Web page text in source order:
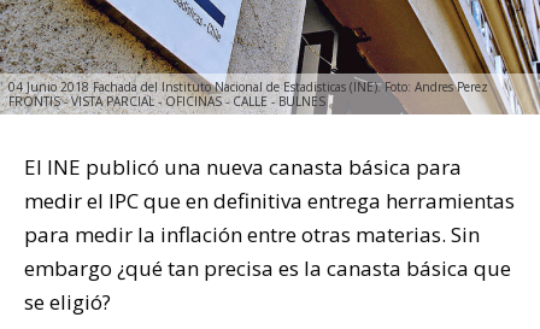
04 Junio 2018 Fachada del Instituto Nacional de Estadisticas (INE). Foto: Andres Perez
FRONTIS - VISTA PARCIAL - OFICINAS - CALLE - BULNES
El INE publicó una nueva canasta básica para
medir el IPC que en definitiva entrega herramientas
para medir la inflación entre otras materias. Sin
embargo ¿qué tan precisa es la canasta básica que
se eligió?